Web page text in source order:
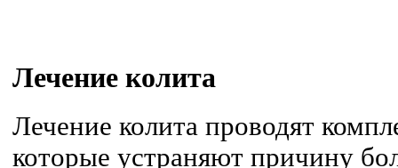
Лечение колита
Лечение колита проводят
которые устраняют причину